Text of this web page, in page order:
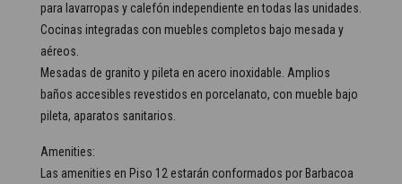
para lavarropas y calefón independiente en todas las unidades.
Cocinas integradas con muebles completos bajo mesada y
aéreos.
Mesadas de granito y pileta en acero inoxidable. Amplios
baños accesibles revestidos en porcelanato, con mueble bajo
pileta, aparatos sanitarios.
Amenities:
Las amenities en Piso 12 estarán conformados por Barbacoa